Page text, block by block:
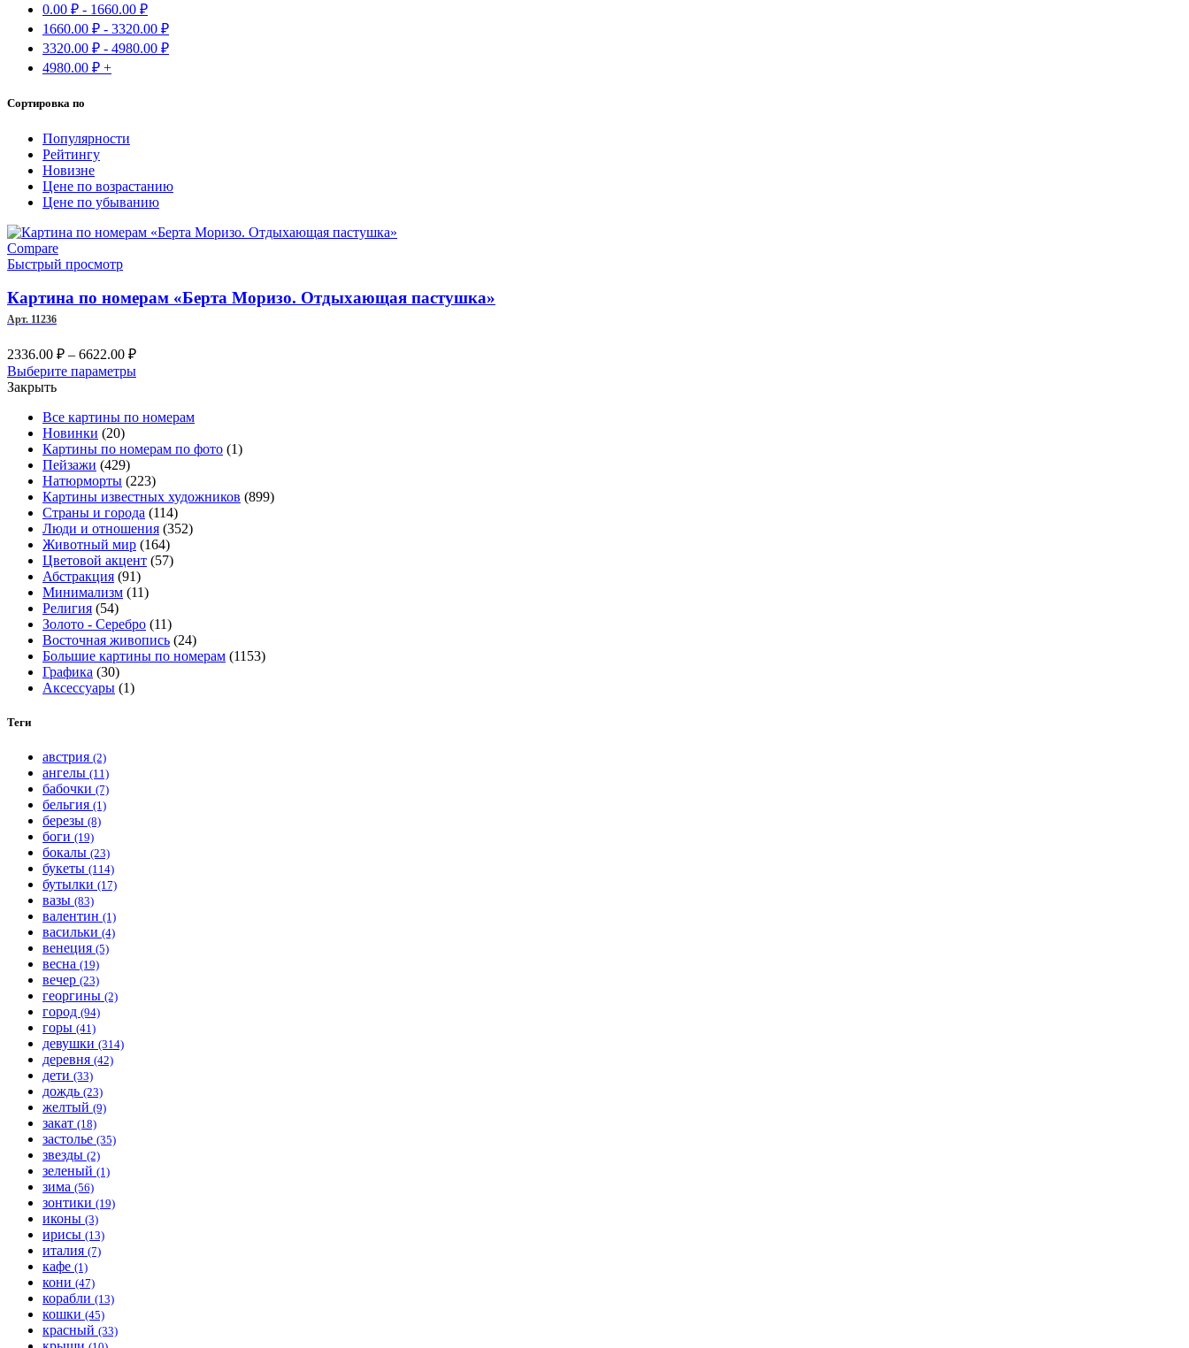
0.00 ₽ - 1660.00 ₽
1660.00 ₽ - 3320.00 ₽
3320.00 ₽ - 4980.00 ₽
4980.00 ₽ +
Сортировка по
Популярности
Рейтингу
Новизне
Цене по возрастанию
Цене по убыванию
Compare
Быстрый просмотр
Картина по номерам «Берта Моризо. Отдыхающая пастушка»
Арт. 11236
2336.00 ₽ – 6622.00 ₽Диапазон
цен:
6622.00 ₽
Выберите параметрыЭтот
несколько
Опции
выбрать
на
странице
товара.
Закрыть
Все картины по номерам
Новинки (20)
Картины по номерам по фото (1)
Пейзажи (429)
Натюрморты (223)
Картины известных художников (899)
Страны и города (114)
Люди и отношения (352)
Животный мир (164)
Цветовой акцент (57)
Абстракция (91)
Минимализм (11)
Религия (54)
Золото - Серебро (11)
Восточная живопись (24)
Большие картины по номерам (1153)
Графика (30)
Аксессуары (1)
Теги
австрия (2)
ангелы (11)
бабочки (7)
бельгия (1)
березы (8)
боги (19)
бокалы (23)
букеты (114)
бутылки (17)
вазы (83)
валентин (1)
васильки (4)
венеция (5)
весна (19)
вечер (23)
георгины (2)
город (94)
горы (41)
девушки (314)
деревня (42)
дети (33)
дождь (23)
желтый (9)
закат (18)
застолье (35)
звезды (2)
зеленый (1)
зима (56)
зонтики (19)
иконы (3)
ирисы (13)
италия (7)
кафе (1)
кони (47)
корабли (13)
кошки (45)
красный (33)